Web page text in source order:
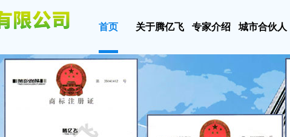
首页 关于腾亿飞 专家介绍 城市合伙人